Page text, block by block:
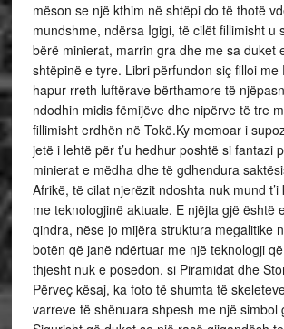
mëson se një kthim në shtëpi do të thotë
mundshme, ndërsa Igigi, të cilët fillimisht u
bërë minierat, marrin gra dhe me sa duket
shtëpinë e tyre. Libri përfundon siç filloi me
hapur rreth luftërave bërthamore të
ndodhin midis fëmijëve dhe nipërve të tre
fillimisht erdhën në Tokë.Ky memoar i
jetë i lehtë për t’u hedhur poshtë si fantazi
minierat e mëdha dhe të gdhendura
Afrikë, të cilat njerëzit ndoshta nuk mund
me teknologjinë aktuale. E njëjta gjë është
qindra, nëse jo mijëra struktura megalitike
botën që janë ndërtuar me një teknologji
thjesht nuk e posedon, si Piramidat dhe
Përveç kësaj, ka foto të shumta të
varreve të shënuara shpesh me një simbol